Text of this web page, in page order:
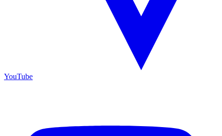
YouTube